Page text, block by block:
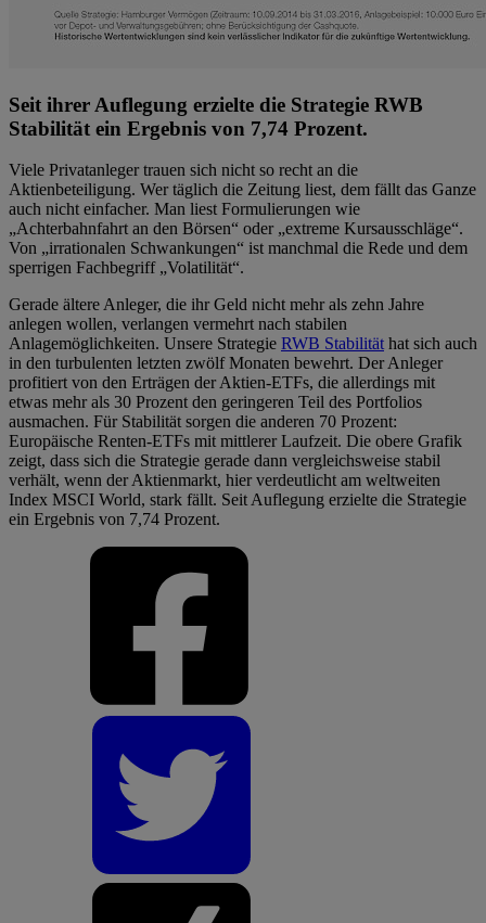
Seit ihrer Auflegung erzielte die Strategie RWB
Stabilität ein Ergebnis von 7,74 Prozent.
Viele Privatanleger trauen sich nicht so recht an die
Aktienbeteiligung. Wer täglich die Zeitung liest, dem fällt das Ganze
auch nicht einfacher. Man liest Formulierungen wie
„Achterbahnfahrt an den Börsen“ oder „extreme Kursausschläge“.
Von „irrationalen Schwankungen“ ist manchmal die Rede und dem
sperrigen Fachbegriff „Volatilität“.
Gerade ältere Anleger, die ihr Geld nicht mehr als zehn Jahre
anlegen wollen, verlangen vermehrt nach stabilen
Anlagemöglichkeiten. Unsere Strategie RWB Stabilität hat sich auch
in den turbulenten letzten zwölf Monaten bewehrt. Der Anleger
profitiert von den Erträgen der Aktien-ETFs, die allerdings mit
etwas mehr als 30 Prozent den geringeren Teil des Portfolios
ausmachen. Für Stabilität sorgen die anderen 70 Prozent:
Europäische Renten-ETFs mit mittlerer Laufzeit. Die obere Grafik
zeigt, dass sich die Strategie gerade dann vergleichsweise stabil
verhält, wenn der Aktienmarkt, hier verdeutlicht am weltweiten
Index MSCI World, stark fällt. Seit Auflegung erzielte die Strategie
ein Ergebnis von 7,74 Prozent.